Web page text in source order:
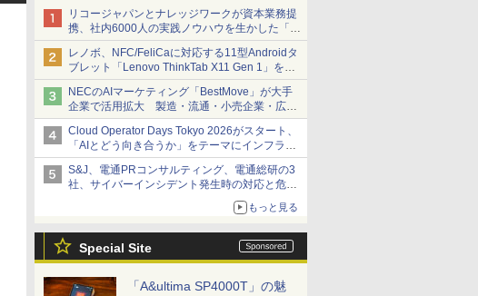
リコージャパンとナレッジワークが資本業務提
携、社内6000人の実践ノウハウを生かした「AI
商談記録 for RICOH」を展開へ
レノボ、NFC/FeliCaに対応する11型Androidタ
ブレット「Lenovo ThinkTab X11 Gen 1」を発
売
NECのAIマーケティング「BestMove」が大手
企業で活用拡大 製造・流通・小売企業・広告
代理店などが実装フェーズへ
Cloud Operator Days Tokyo 2026がスタート、
「AIとどう向き合うか」をテーマにインフラ運
用の知見を集約
S&J、電通PRコンサルティング、電通総研の3
社、サイバーインシデント発生時の対応と危機
管理広報を一体的に訓練するプログラムを提供
もっと見る
Special Site
「A&ultima SP4000T」の魅